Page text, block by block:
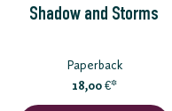
Shadow and Storms
Paperback
18,00 €*